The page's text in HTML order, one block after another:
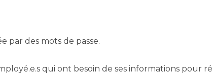
par des mots de passe.
qui ont besoin de ses informations pour